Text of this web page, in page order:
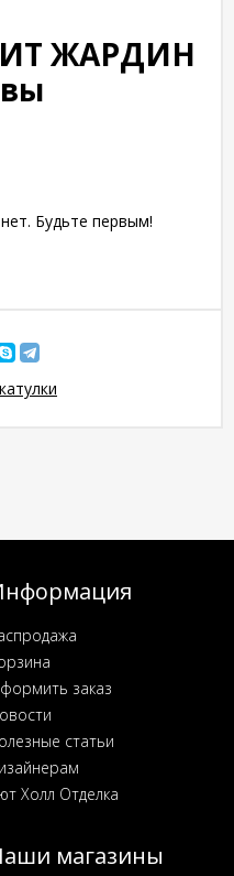
ЖАРДИН
Будьте первым!
заказ
статьи
Холл Отделка
магазины